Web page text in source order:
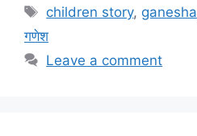
Tags
children story, ganesha
गणेश
Leave a comment